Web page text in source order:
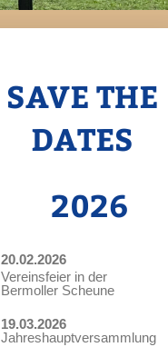
SAVE THE
DATES
2026
20.02.2026
Vereinsfeier in der
Bermoller Scheune
19.03.2026
Jahreshauptversammlung